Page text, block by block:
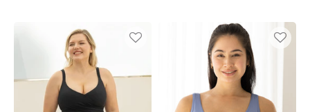
Verschluss
Bluegrey